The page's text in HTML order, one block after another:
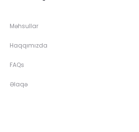
Məhsullar
Haqqımızda
FAQs
Əlaqə